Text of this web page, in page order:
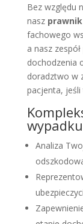
Bez względu
nasz
fachowego
a nasz
dochodzenia
doradztwo w
pacjenta,
Analiza